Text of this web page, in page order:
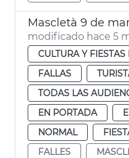
Mascletà 9 de
modificado hace 5
CULTURA Y
FALLAS
TODAS LAS
EN PORTADA
NORMAL
FALLES